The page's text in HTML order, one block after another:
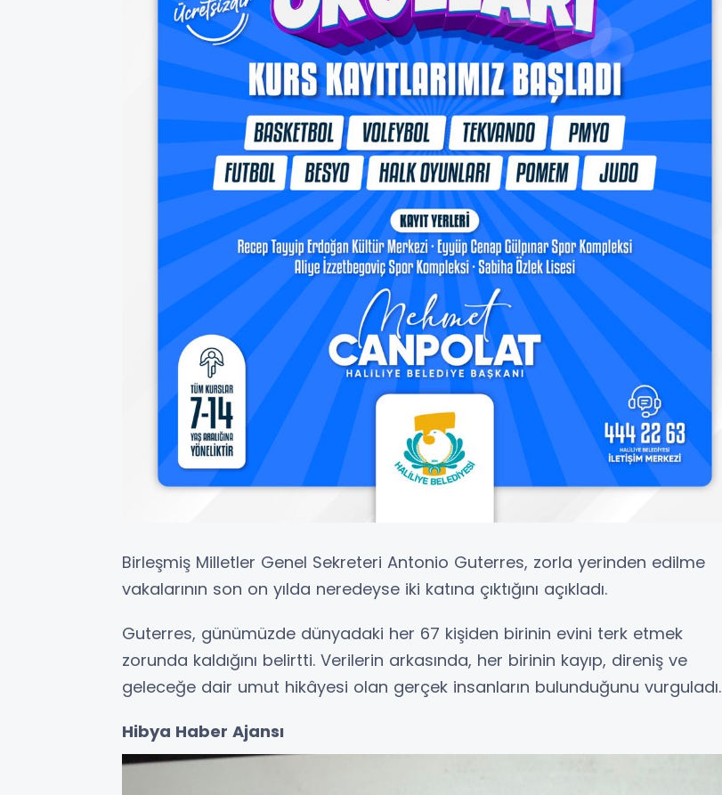
Birleşmiş Milletler Genel Sekreteri Antonio Guterres, zorla yerinden edilme
vakalarının son on yılda neredeyse iki katına çıktığını açıkladı.
Guterres, günümüzde dünyadaki her 67 kişiden birinin evini terk etmek
zorunda kaldığını belirtti. Verilerin arkasında, her birinin kayıp, direniş ve
geleceğe dair umut hikâyesi olan gerçek insanların bulunduğunu vurguladı.
Hibya Haber Ajansı